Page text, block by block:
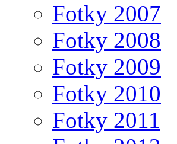
Fotky 2007
Fotky 2008
Fotky 2009
Fotky 2010
Fotky 2011